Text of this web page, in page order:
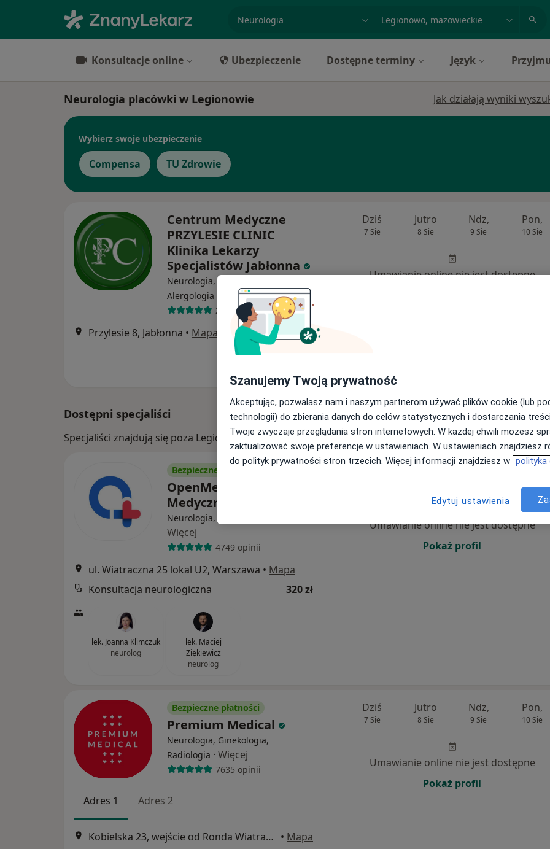
Konsultacje online Ubezpieczenie Dostępne terminy Język
Neurologia placówki w Legionowie Jak działają wyniki
Wybierz swoje ubezpieczenie
Compensa TU Zdrowie
Centrum Medyczne
PRZYLESIE CLINIC
Klinika Lekarzy
Specjalistów Jabłonna
Neurologia, Alergologia,
Alergologia dziecięca·Więcej
238 opinii
Przylesie 8, Jabłonna • Mapa
Dziś
7 Sie
Jutro
8 Sie
Ndz,
9 Sie
Pon,
10 Sie
Umawianie online nie jest dostępne
Dostępni specjaliści
Specjaliści znajdują się poza Legionowo, mazowieckie, w obszarach bliskich Twojemu wyszukiwaniu.
Bezpieczne płatności
OpenMed Centrum
Medyczne
Neurologia, Urologia, Ortopedia
Więcej
4749 opinii
ul. Wiatraczna 25 lokal U2, Warszawa • Mapa
Konsultacja neurologiczna
320 zł
lek. Joanna Klimczuk
neurolog
lek. Maciej
Ziękiewicz
neurolog
Ndz, Pon,
Umawianie online nie jest dostępne
Pokaż profil
Bezpieczne płatności
Premium Medical
Neurologia, Ginekologia,
Radiologia · Więcej
7635 opinii
Adres 1 Adres 2
Kobielska 23, wejście od Ronda Wiatraczna, Galeria Grochów, Warszawa • Mapa
Dziś
7 Sie
Jutro
8 Sie
Ndz,
9 Sie
Pon,
10 Sie
Umawianie online nie jest dostępne
Pokaż profil
Szanujemy Twoją prywatność
Akceptując, pozwalasz nam i naszym partnerom używać plików cookie (lub
technologii) do zbierania danych do celów statystycznych i dostarczania
Twoje zwyczaje przeglądania stron internetowych. W każdej chwili możesz
zaktualizować swoje preferencje w ustawieniach. W ustawieniach znajdziesz
do polityk prywatności stron trzecich. Więcej informacji znajdziesz w polityka
Edytuj ustawienia